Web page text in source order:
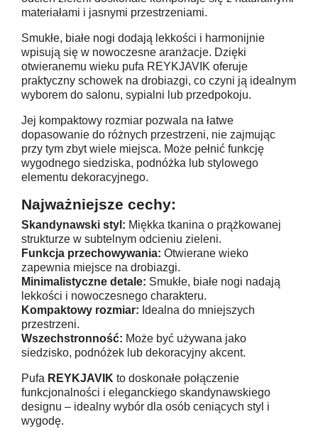
materiałami i jasnymi przestrzeniami.
Smukłe, białe nogi dodają lekkości i harmonijnie
wpisują się w nowoczesne aranżacje. Dzięki
otwieranemu wieku pufa REYKJAVIK oferuje
praktyczny schowek na drobiazgi, co czyni ją idealnym
wyborem do salonu, sypialni lub przedpokoju.
Jej kompaktowy rozmiar pozwala na łatwe
dopasowanie do różnych przestrzeni, nie zajmując
przy tym zbyt wiele miejsca. Może pełnić funkcję
wygodnego siedziska, podnóżka lub stylowego
elementu dekoracyjnego.
Najważniejsze cechy:
Skandynawski styl: Miękka tkanina o prążkowanej
strukturze w subtelnym odcieniu zieleni.
Funkcja przechowywania: Otwierane wieko
zapewnia miejsce na drobiazgi.
Minimalistyczne detale: Smukłe, białe nogi nadają
lekkości i nowoczesnego charakteru.
Kompaktowy rozmiar: Idealna do mniejszych
przestrzeni.
Wszechstronność: Może być używana jako
siedzisko, podnóżek lub dekoracyjny akcent.
Pufa REYKJAVIK to doskonałe połączenie
funkcjonalności i eleganckiego skandynawskiego
designu – idealny wybór dla osób ceniących styl i
wygodę.